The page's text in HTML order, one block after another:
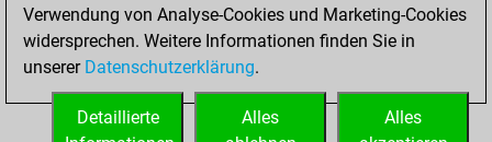
You played 2
slow games
Play
You scored +0
=0 -2 in slow games
Verwendung von Analyse-Cookies und Marketing-Cookies
widersprechen. Weitere Informationen finden Sie in
unserer Datenschutzerklärung.
Alles
Alles
Detaillierte